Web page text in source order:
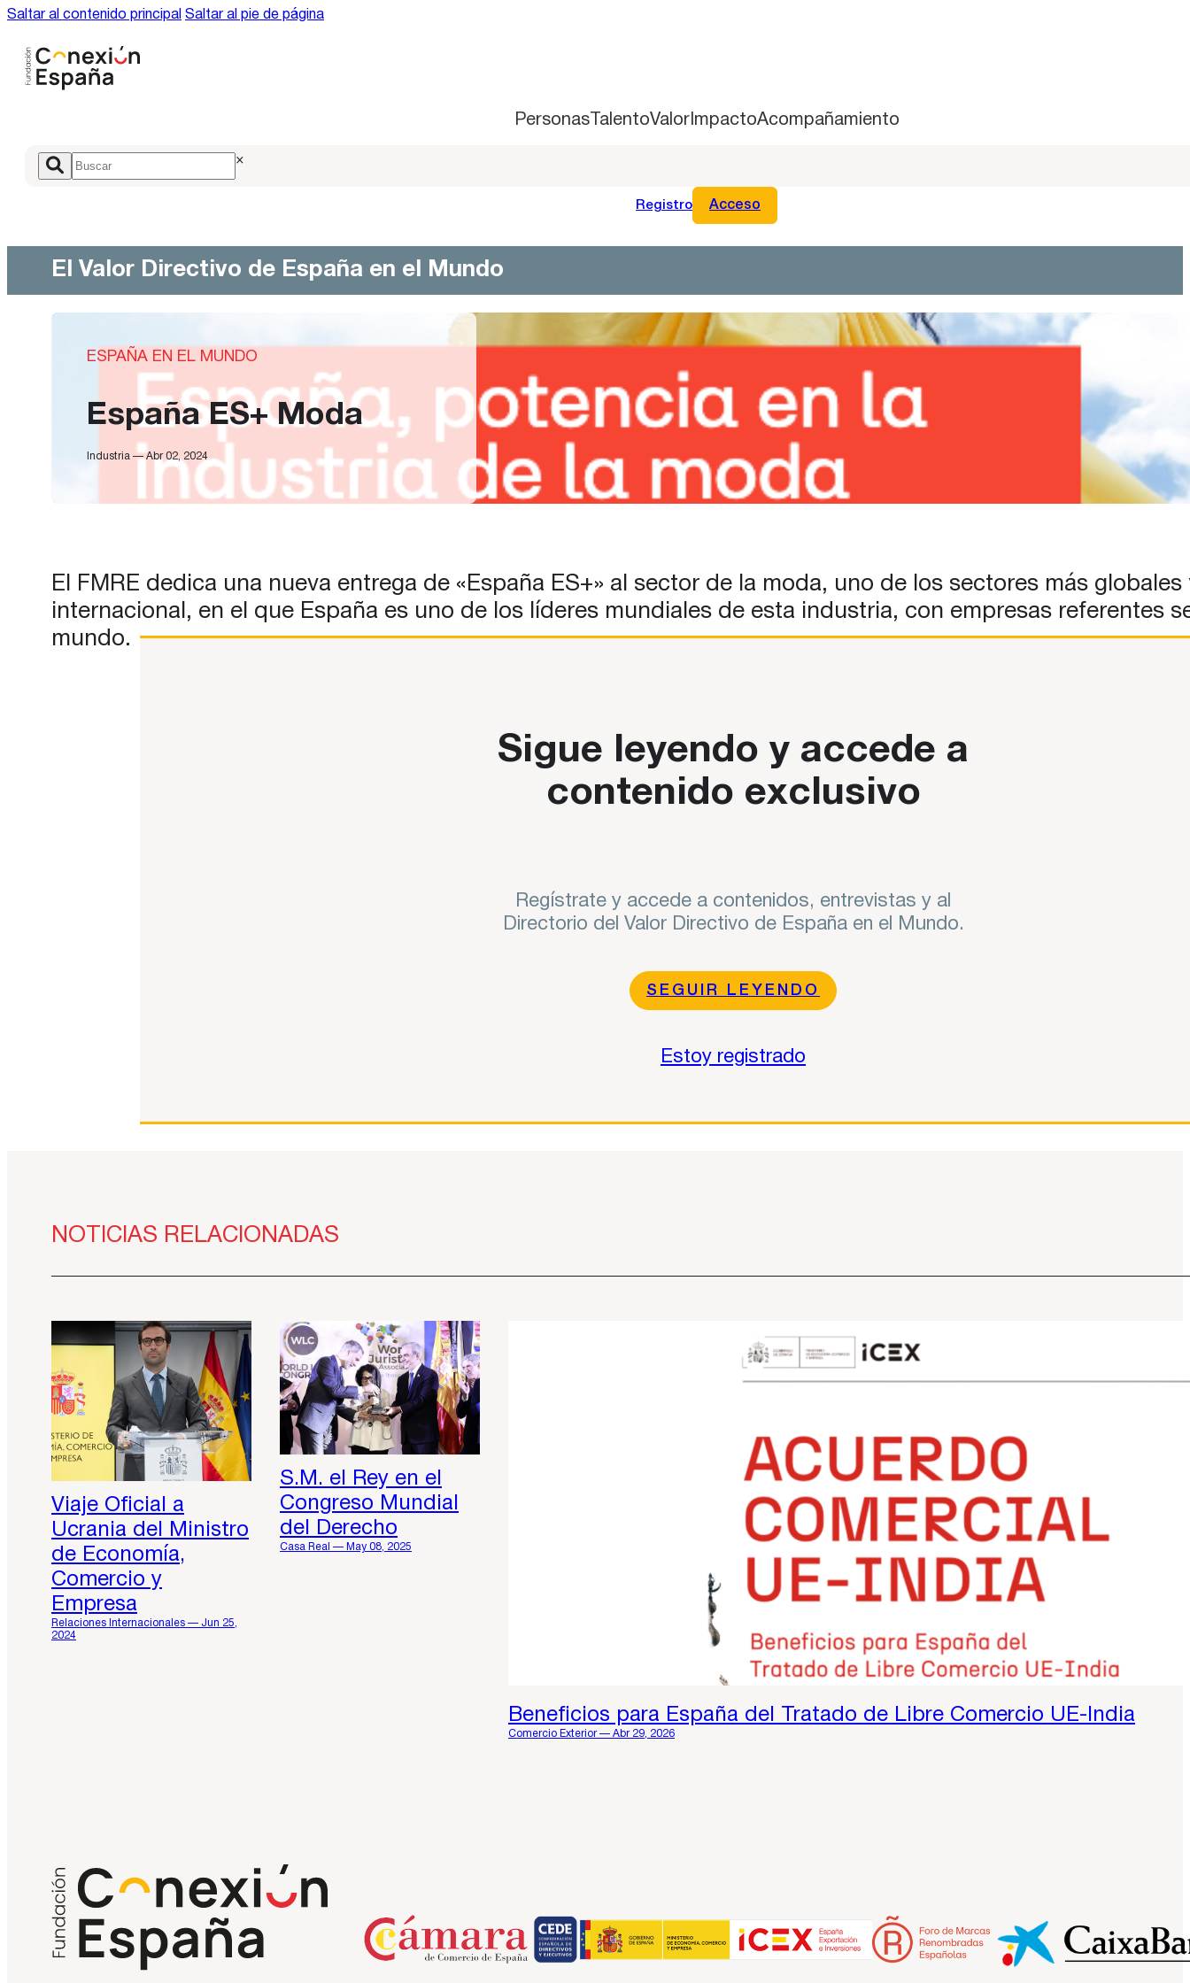
Saltar al contenido principal Saltar al pie de página
PersonasTalentoValorImpactoAcompañamiento
×
Registro Acceso
El Valor Directivo de España en el Mundo
ESPAÑA EN EL MUNDO
España ES+ Moda
Industria — Abr 02, 2024
El FMRE dedica una nueva entrega de «España ES+» al sector de la moda, uno de los sectores más
internacional, en el que España es uno de los líderes mundiales de esta industria, con empresas referentes
mundo.
Sigue leyendo y accede a
contenido exclusivo
Regístrate y accede a contenidos, entrevistas y al
Directorio del Valor Directivo de España en el Mundo.
SEGUIR LEYENDO
Estoy registrado
NOTICIAS RELACIONADAS
Viaje Oficial a
Ucrania del Ministro
de Economía,
Comercio y
Empresa
Relaciones Internacionales — Jun 25,
2024
S.M. el Rey en el
Congreso Mundial
del Derecho
Casa Real — May 08, 2025
Beneficios para España del Tratado de Libre Comercio UE-India
Comercio Exterior — Abr 29, 2026